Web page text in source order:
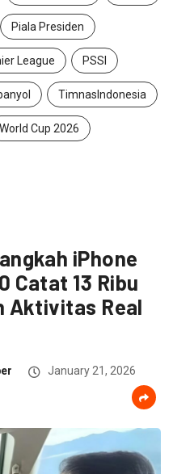
Piala Presiden
League PSSI
TimnasIndonesia
World Cup 2026
iPhone
Catat 13 Ribu
Aktivitas Real
January 21, 2026